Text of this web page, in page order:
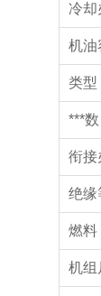
冷却
机油
类型
***数
衔接
绝缘
燃料
机组